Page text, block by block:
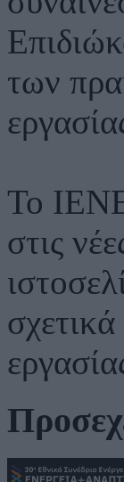
των
Το
στις